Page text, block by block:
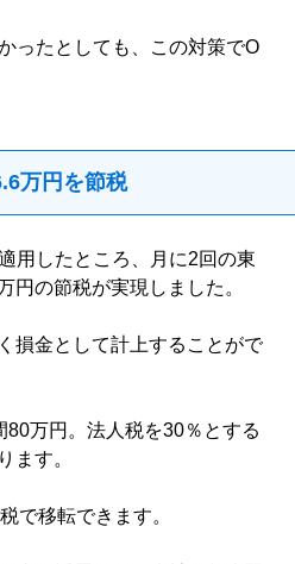
ったとしても、この対策でO
万円を節税
用したところ、月に2回の東
の節税が実現しました。
損金として計上することがで
80万円。法人税を30％とする
ます。
で移転できます。